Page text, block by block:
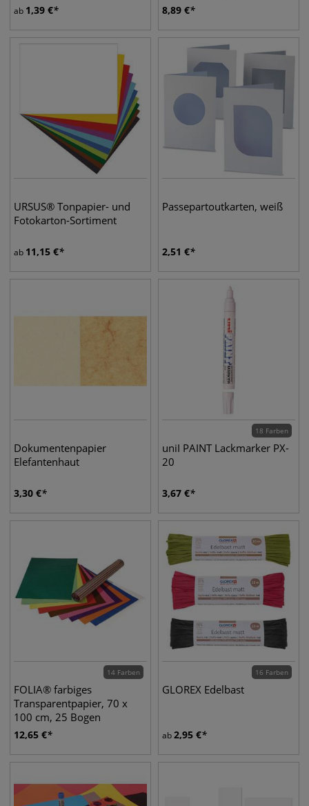
ab 1,39 € 8,89 €
URSUS® Tonpapier- und
Fotokarton-Sortiment
ab 11,15 €
Passepartoutkarten, weiß
2,51 €
Dokumentenpapier
Elefantenhaut
3,30 €
18 Farben
uniI PAINT Lackmarker PX-
20
3,67 €
14 Farben
FOLIA® farbiges
Transparentpapier, 70 x
100 cm, 25 Bogen
12,65 €
16 Farben
GLOREX Edelbast
ab2,95 €